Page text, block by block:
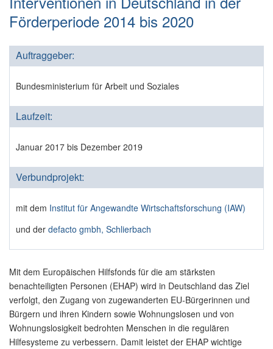
Förderperiode 2014 bis 2020
Auftraggeber:
Bundesministerium für Arbeit und Soziales
Laufzeit:
Januar 2017 bis Dezember 2019
Verbundprojekt:
mit dem Institut für Angewandte Wirtschaftsforschung (IAW)
und der defacto gmbh, Schlierbach
Mit dem Europäischen Hilfsfonds für die am stärksten
benachteiligten Personen (EHAP) wird in Deutschland das Ziel
verfolgt, den Zugang von zugewanderten EU-Bürgerinnen und
Bürgern und ihren Kindern sowie Wohnungslosen und von
Wohnungslosigkeit bedrohten Menschen in die regulären
Hilfesysteme zu verbessern. Damit leistet der EHAP wichtige